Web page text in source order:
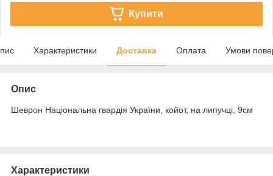
Купити
Характеристики Доставка Оплата Умови
Опис
Шеврон Національна гвардія України, койот, на липучці, 9см
Характеристики